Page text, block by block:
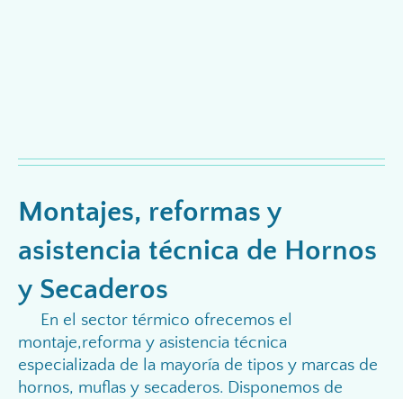
Montajes, reformas y
asistencia técnica de Hornos
y Secaderos
En el sector térmico ofrecemos el
montaje,reforma y asistencia técnica
especializada de la mayoría de tipos y marcas de
hornos, muflas y secaderos. Disponemos de